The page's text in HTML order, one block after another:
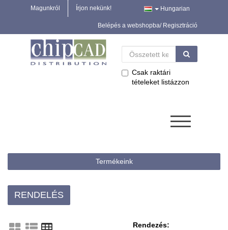
Magunkról Írjon nekünk! Hungarian
Belépés a webshopba/ Regisztráció
Csak raktári
tételeket listázzon
Termékeink
RENDELÉS
Rendezés: